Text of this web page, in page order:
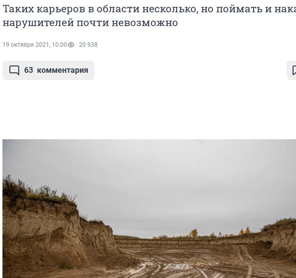
Таких карьеров в области несколько, но поймать и
нарушителей почти невозможно
19 октября 2021, 10:00 20 938
63 комментария